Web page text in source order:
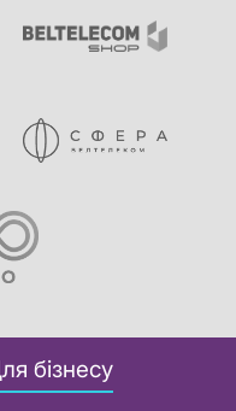
бізнесу